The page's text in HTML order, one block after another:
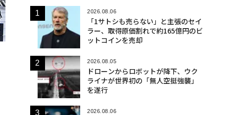
2026.08.06
「1サトシも売らない」と主張のセイ
ラー、取得原価割れで約165億円のビ
ットコインを売却
2026.08.05
ドローンからロボットが降下、ウク
ライナが世界初の「無人空挺強襲」
を遂行
2026.08.06